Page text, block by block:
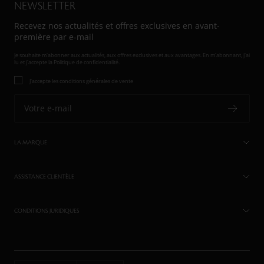
NEWSLETTER
Recevez nos actualités et offres exclusives en avant-
première par e-mail
Je souhaite m'abonner aux actualités, aux offres exclusives et aux avantages. En m'abonnant, j'ai
lu et j'accepte
la Politique de confidentialité.
J'accepte les conditions générales de vente
Votre e-mail
LA MARQUE
ASSISTANCE CLIENTÈLE
CONDITIONS JURIDIQUES